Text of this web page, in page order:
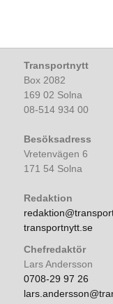
Transportnytt
Box 2082
169 02 Solna
08-514 934 00
Besöksadress
Vretenvägen 6
171 54 Solna
Redaktion
transportnytt.se
Chefredaktör
Lars Andersson
0708-29 97 26